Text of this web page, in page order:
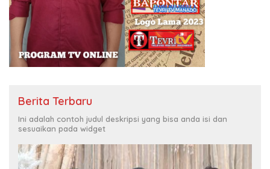
Berita Terbaru
Ini adalah contoh judul deskripsi yang bisa anda isi dan
sesuaikan pada widget